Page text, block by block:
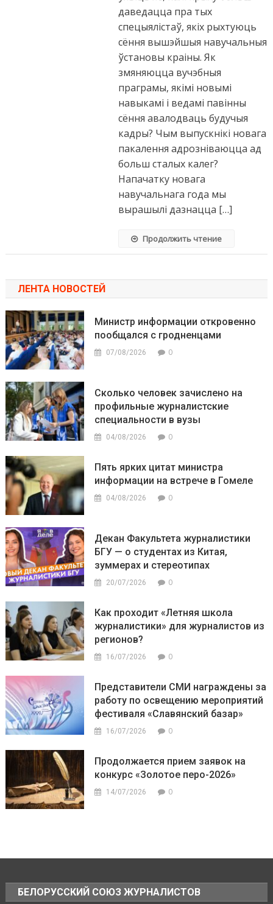
даведацца пра тых
спецыялістаў, якіх рыхтуюць
сёння вышэйшыя навучальныя
ўстановы краіны. Як
змяняюцца вучэбныя
праграмы, якімі новымі
навыкамі і ведамі павінны
сёння авалодваць будучыя
кадры? Чым выпускнікі новага
пакалення адрозніваюцца ад
больш сталых калег?
Напачатку новага
навучальнага года мы
вырашылі дазнацца […]
Продолжить чтение
ЛЕНТА НОВОСТЕЙ
Министр информации откровенно
пообщался с гродненцами
07/08/2026 0
Сколько человек зачислено на
профильные журналистские
специальности в вузы
04/08/2026 0
Пять ярких цитат министра
информации на встрече в Гомеле
04/08/2026 0
Декан Факультета журналистики
БГУ — о студентах из Китая,
зуммерах и стереотипах
20/07/2026 0
Как проходит «Летняя школа
журналистики» для журналистов из
регионов?
16/07/2026 0
Представители СМИ награждены за
работу по освещению мероприятий
фестиваля «Славянский базар»
16/07/2026 0
Продолжается прием заявок на
конкурс «Золотое перо-2026»
14/07/2026 0
БЕЛОРУССКИЙ СОЮЗ ЖУРНАЛИСТОВ